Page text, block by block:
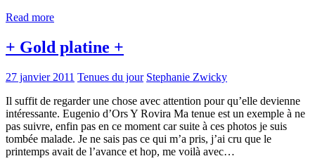
Read more
+ Gold platine +
27 janvier 2011 Tenues du jour Stephanie Zwicky
Il suffit de regarder une chose avec attention pour qu’elle devienne
intéressante. Eugenio d’Ors Y Rovira Ma tenue est un exemple à ne
pas suivre, enfin pas en ce moment car suite à ces photos je suis
tombée malade. Je ne sais pas ce qui m’a pris, j’ai cru que le
printemps avait de l’avance et hop, me voilà avec…